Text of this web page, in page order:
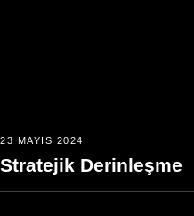
23 MAYIS 2024
Stratejik Derinleşme